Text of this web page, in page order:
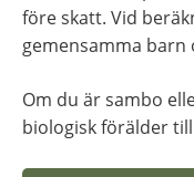
före skatt. Vid
gemensamma barn
Om du är sambo
biologisk förälder